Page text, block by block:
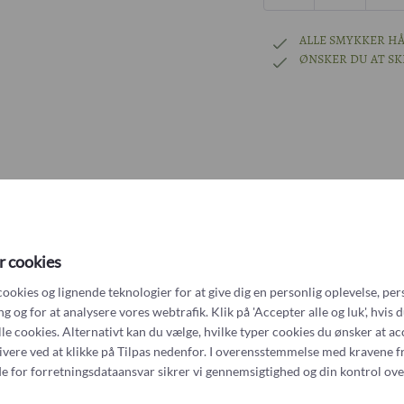
14k rhodineret
Platin
49
54
ALLE SMYKKER
ØNSKER DU AT
Måske kan du også lide
med sort spinel
Unika Udsolgt
cookies
og lignende teknologier for at give dig en personlig oplevelse,
og for at analysere vores webtrafik. Klik på 'Accepter alle og luk', hvis
cookies. Alternativt kan du vælge, hvilke typer cookies du ønsker at
ved at klikke på Tilpas nedenfor. I overensstemmelse med kravene
for forretningsdataansvarsikrer vi gennemsigtighed og din kontrol